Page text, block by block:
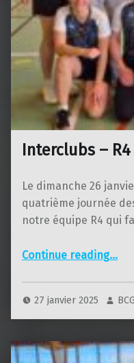
Interclubs –
Le dimanche 26
quatrième journée
notre équipe R4 qui
Continue reading“Interclubs – R4 –
…
27 janvier 2025